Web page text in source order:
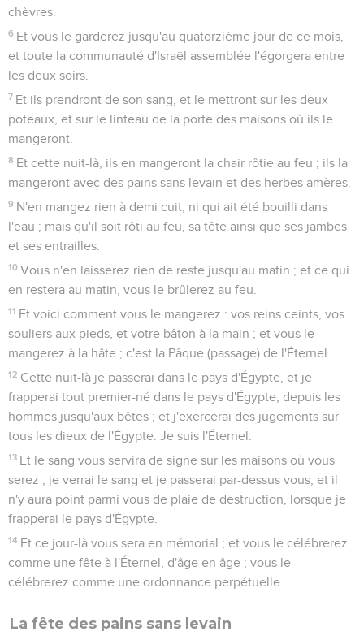
chèvres.
6 Et vous le garderez jusqu'au quatorzième jour de ce mois,
et toute la communauté d'Israël assemblée l'égorgera entre
les deux soirs.
7 Et ils prendront de son sang, et le mettront sur les deux
poteaux, et sur le linteau de la porte des maisons où ils le
mangeront.
8 Et cette nuit-là, ils en mangeront la chair rôtie au feu ; ils la
mangeront avec des pains sans levain et des herbes amères.
9 N'en mangez rien à demi cuit, ni qui ait été bouilli dans
l'eau ; mais qu'il soit rôti au feu, sa tête ainsi que ses jambes
et ses entrailles.
10 Vous n'en laisserez rien de reste jusqu'au matin ; et ce qui
en restera au matin, vous le brûlerez au feu.
11 Et voici comment vous le mangerez : vos reins ceints, vos
souliers aux pieds, et votre bâton à la main ; et vous le
mangerez à la hâte ; c'est la Pâque (passage) de l'Éternel.
12 Cette nuit-là je passerai dans le pays d'Égypte, et je
frapperai tout premier-né dans le pays d'Égypte, depuis les
hommes jusqu'aux bêtes ; et j'exercerai des jugements sur
tous les dieux de l'Égypte. Je suis l'Éternel.
13 Et le sang vous servira de signe sur les maisons où vous
serez ; je verrai le sang et je passerai par-dessus vous, et il
n'y aura point parmi vous de plaie de destruction, lorsque je
frapperai le pays d'Égypte.
14 Et ce jour-là vous sera en mémorial ; et vous le célébrerez
comme une fête à l'Éternel, d'âge en âge ; vous le
célébrerez comme une ordonnance perpétuelle.
La fête des pains sans levain